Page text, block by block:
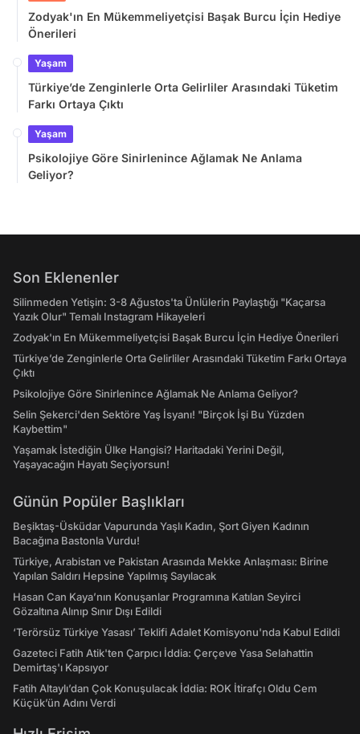
Zodyak'ın En Mükemmeliyetçisi Başak Burcu İçin Hediye
Önerileri
Yaşam
Türkiye’de Zenginlerle Orta Gelirliler Arasındaki Tüketim
Farkı Ortaya Çıktı
Yaşam
Psikolojiye Göre Sinirlenince Ağlamak Ne Anlama
Geliyor?
Son Eklenenler
Silinmeden Yetişin: 3-8 Ağustos'ta Ünlülerin Paylaştığı "Kaçarsa
Yazık Olur" Temalı Instagram Hikayeleri
Zodyak'ın En Mükemmeliyetçisi Başak Burcu İçin Hediye Önerileri
Türkiye’de Zenginlerle Orta Gelirliler Arasındaki Tüketim Farkı Ortaya
Çıktı
Psikolojiye Göre Sinirlenince Ağlamak Ne Anlama Geliyor?
Selin Şekerci'den Sektöre Yaş İsyanı! "Birçok İşi Bu Yüzden
Kaybettim"
Yaşamak İstediğin Ülke Hangisi? Haritadaki Yerini Değil,
Yaşayacağın Hayatı Seçiyorsun!
Günün Popüler Başlıkları
Beşiktaş-Üsküdar Vapurunda Yaşlı Kadın, Şort Giyen Kadının
Bacağına Bastonla Vurdu!
Türkiye, Arabistan ve Pakistan Arasında Mekke Anlaşması: Birine
Yapılan Saldırı Hepsine Yapılmış Sayılacak
Hasan Can Kaya’nın Konuşanlar Programına Katılan Seyirci
Gözaltına Alınıp Sınır Dışı Edildi
‘Terörsüz Türkiye Yasası’ Teklifi Adalet Komisyonu'nda Kabul Edildi
Gazeteci Fatih Atik'ten Çarpıcı İddia: Çerçeve Yasa Selahattin
Demirtaş'ı Kapsıyor
Fatih Altaylı’dan Çok Konuşulacak İddia: ROK İtirafçı Oldu Cem
Küçük’ün Adını Verdi